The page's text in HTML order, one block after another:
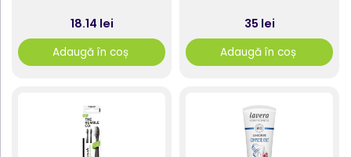
18.14 lei
Adaugă în coș
35 lei
Adaugă în coș